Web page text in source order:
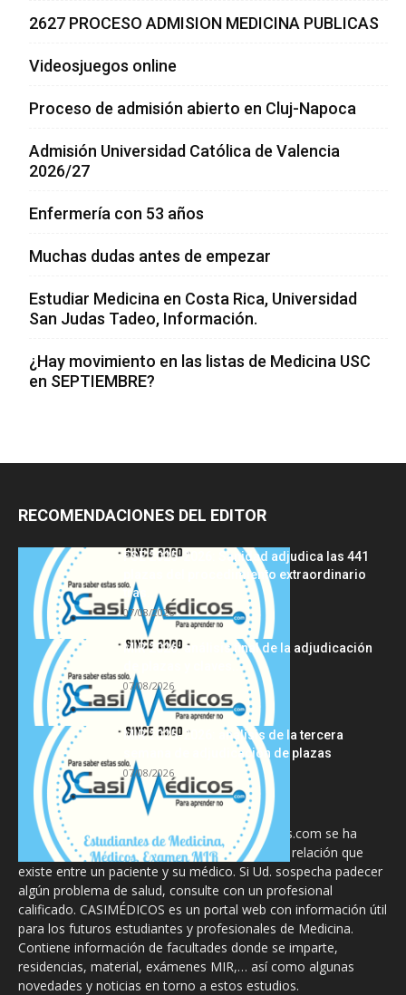
2627 PROCESO ADMISION MEDICINA PUBLICAS
Videosjuegos online
Proceso de admisión abierto en Cluj-Napoca
Admisión Universidad Católica de Valencia
2026/27
Enfermería con 53 años
Muchas dudas antes de empezar
Estudiar Medicina en Costa Rica, Universidad
San Judas Tadeo, Información.
¿Hay movimiento en las listas de Medicina USC
en SEPTIEMBRE?
RECOMENDACIONES DEL EDITOR
FSE 2025-2026: Sanidad adjudica las 441
plazas del procedimiento extraordinario
tras...
07/08/2026
MIR 2026: análisis final de la adjudicación
de plazas y claves...
07/08/2026
MIR 2025-2026: análisis de la tercera
semana de adjudicación de plazas
07/08/2026
La información proporcionada en CasiMedicos.com se ha
diseñado para complementar, no substituir, la relación que
existe entre un paciente y su médico. Si Ud. sospecha padecer
algún problema de salud, consulte con un profesional
calificado. CASIMÉDICOS es un portal web con información útil
para los futuros estudiantes y profesionales de Medicina.
Contiene información de facultades donde se imparte,
residencias, material, exámenes MIR,… así como algunas
novedades y noticias en torno a estos estudios.